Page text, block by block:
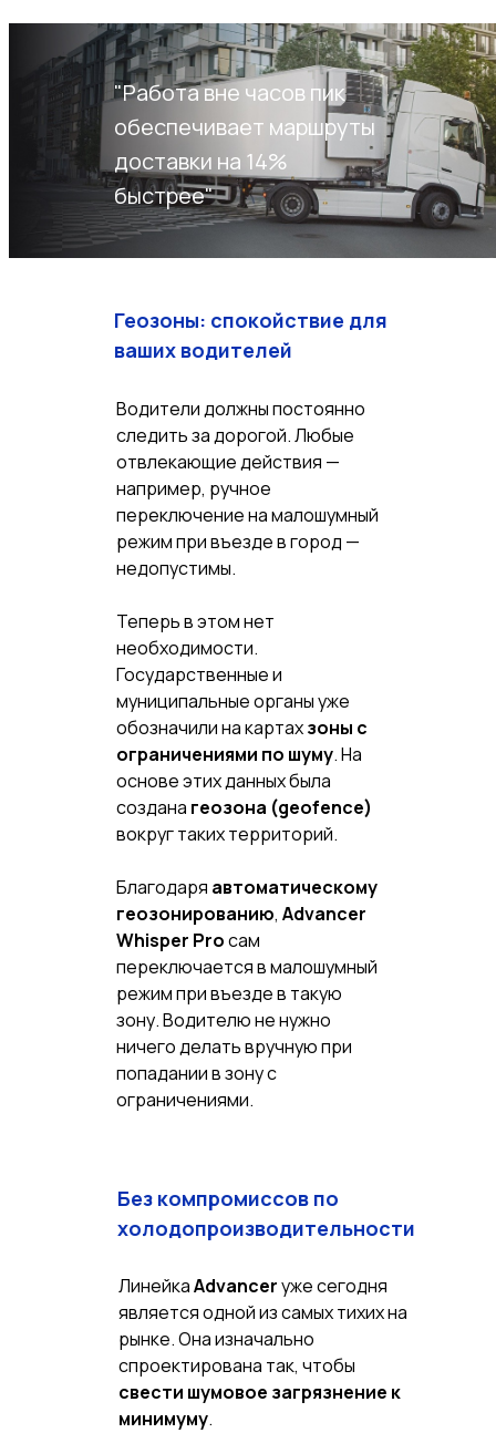
Водители должны постоянно
следить за дорогой. Любые
отвлекающие действия —
например, ручное
переключение на малошумный
режим при въезде в город —
недопустимы.
Теперь в этом нет
необходимости.
Государственные и
муниципальные органы уже
обозначили на картахзоны с
ограничениями по шуму. На
основе этих данных была
создана геозона (geofence)
вокруг таких территорий.
Благодаря автоматическому
геозонированию, Advancer
Whisper Proсам
переключается в малошумный
режим при въезде в такую
зону. Водителю не нужно
ничего делать вручную при
попадании в зону с
ограничениями.
Геозоны: спокойствие для
ваших водителей
ЛинейкаAdvancerуже сегодня
является одной из самых тихих на
рынке. Она изначально
спроектирована так, чтобы
свести шумовое загрязнение к
минимуму.
Без компромиссов по
холодопроизводительности
"Работа вне часов пик
обеспечивает маршруты
доставки на 14%
быстрее"